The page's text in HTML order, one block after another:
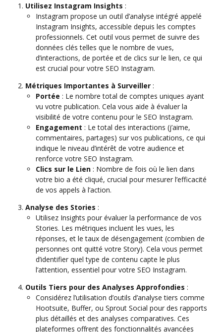
Utilisez Instagram Insights :
Instagram propose un outil d’analyse intégré appelé
Instagram Insights, accessible depuis les comptes
professionnels. Cet outil vous permet de suivre des
données clés telles que le nombre de vues,
d’interactions, de portée et de clics sur le lien, ce qui
est crucial pour votre SEO Instagram.
Métriques Importantes à Surveiller :
Portée : Le nombre total de comptes uniques ayant
vu votre publication. Cela vous aide à évaluer la
visibilité de votre contenu pour le SEO Instagram.
Engagement : Le total des interactions (j’aime,
commentaires, partages) sur vos publications, ce qui
indique le niveau d’intérêt de votre audience et
renforce votre SEO Instagram.
Clics sur le Lien : Nombre de fois où le lien dans
votre bio a été cliqué, crucial pour mesurer l’efficacité
de vos appels à l’action.
Analyse des Stories :
Utilisez Insights pour évaluer la performance de vos
Stories. Les métriques incluent les vues, les
réponses, et le taux de désengagement (combien de
personnes ont quitté votre Story). Cela vous permet
d’identifier quel type de contenu capte le plus
l’attention, essentiel pour votre SEO Instagram.
Outils Tiers pour des Analyses Approfondies :
Considérez l’utilisation d’outils d’analyse tiers comme
Hootsuite, Buffer, ou Sprout Social pour des rapports
plus détaillés et des analyses comparatives. Ces
plateformes offrent des fonctionnalités avancées